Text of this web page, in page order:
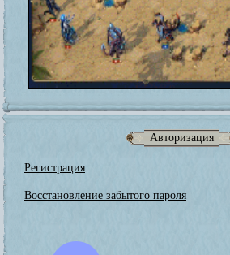
Авторизация
Регистрация
Восстановление забытого пароля